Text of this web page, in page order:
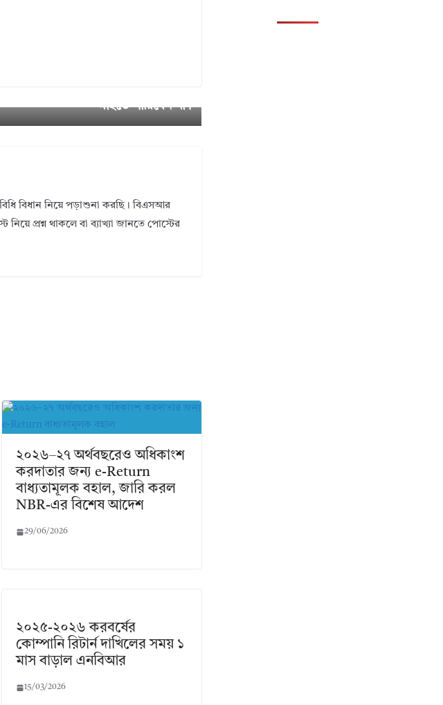
মাইতে পারিবেন না।
বিধান নিয়ে পড়াশুনা করছি। বিএসআর
প্রশ্ন থাকলে বা ব্যাখ্যা জানতে পোস্টের
২০২৬–২৭ অর্থবছরেও অধিকাংশ
করদাতার জন্য e-Return
বাধ্যতামূলক বহাল, জারি করল
NBR-এর বিশেষ আদেশ
29/06/2026
২০২৫-২০২৬ করবর্ষের
কোম্পানি রিটার্ন দাখিলের সময় ১
মাস বাড়াল এনবিআর
15/03/2026